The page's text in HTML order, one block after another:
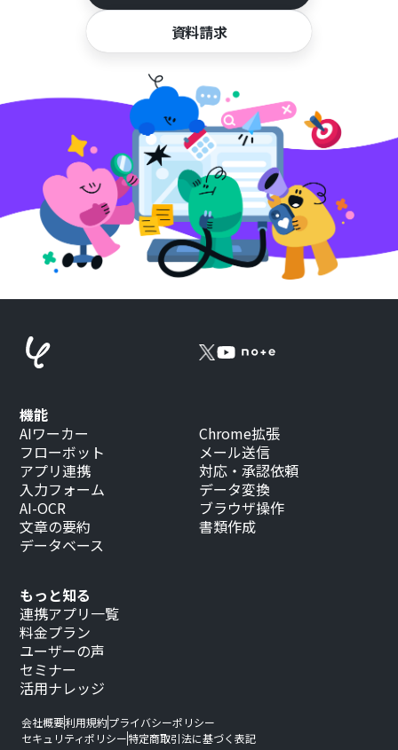
資料請求
もっと知る
連携アプリ一覧
料金プラン
ユーザーの声
セミナー
活用ナレッジ
機能
AIワーカー
フローボット
アプリ連携
入力フォーム
AI-OCR
文章の要約
データベース
Chrome拡張
メール送信
対応・承認依頼
データ変換
ブラウザ操作
書類作成
会社概要利用規約プライバシーポリシー
セキュリティポリシー特定商取引法に基づく表記